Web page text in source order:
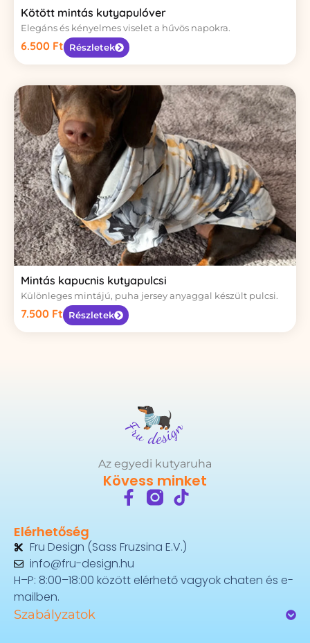
Kötött mintás kutyapulóver
Elegáns és kényelmes viselet a hűvös napokra.
6.500 Ft Részletek
Mintás kapucnis kutyapulcsi
Különleges mintájú, puha jersey anyaggal készült pulcsi.
7.500 Ft Részletek
Az egyedi kutyaruha
Kövess minket
Elérhetőség
Fru Design (Sass Fruzsina E.V.)
info@fru-design.hu
H–P: 8:00–18:00 között elérhető vagyok chaten és e-
mailben.
Szabályzatok